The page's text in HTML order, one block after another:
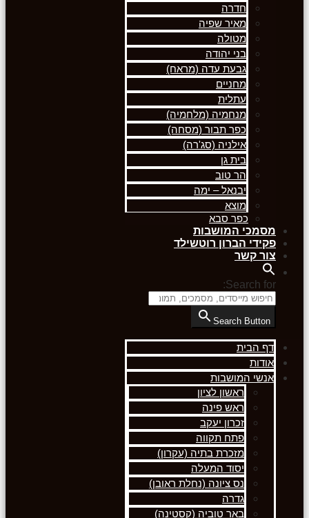
חדרה
מאיר שפיה
מטולה
בני יהודה
גבעת עדה (מראח)
מחניים
עתלית
מנחמיה (מלחמיה)
כפר תבור (מסחה)
אילניה (סג'רה)
בית גן
הר טוב
יבנאל – ימה
מוצא
כפר סבא
מסמכי המושבות
פקידי הברון רוטשילד
צור קשר
Search for:
Search Button
דף הבית
אודות
אנשי המושבות
ראשון לציון
ראש פינה
זכרון יעקב
פתח תקווה
מזכרת בתיה (עקרון)
יסוד המעלה
נס ציונה (נחלת ראובן)
גדרה
באר טוביה (קסטינה)